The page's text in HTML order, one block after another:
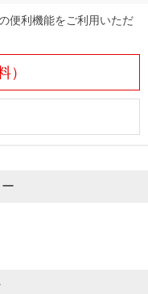
便利機能をご利用いただ
）